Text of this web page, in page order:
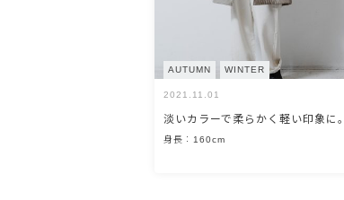
AUTUMN WINTER
2021.11.01
淡いカラーで柔らかく軽い印象に。
身長：160cm